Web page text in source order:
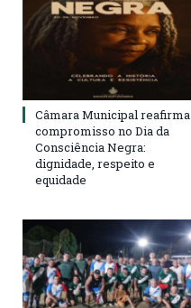
Câmara Municipal reafirma
compromisso no Dia da
Consciência Negra:
dignidade, respeito e
equidade